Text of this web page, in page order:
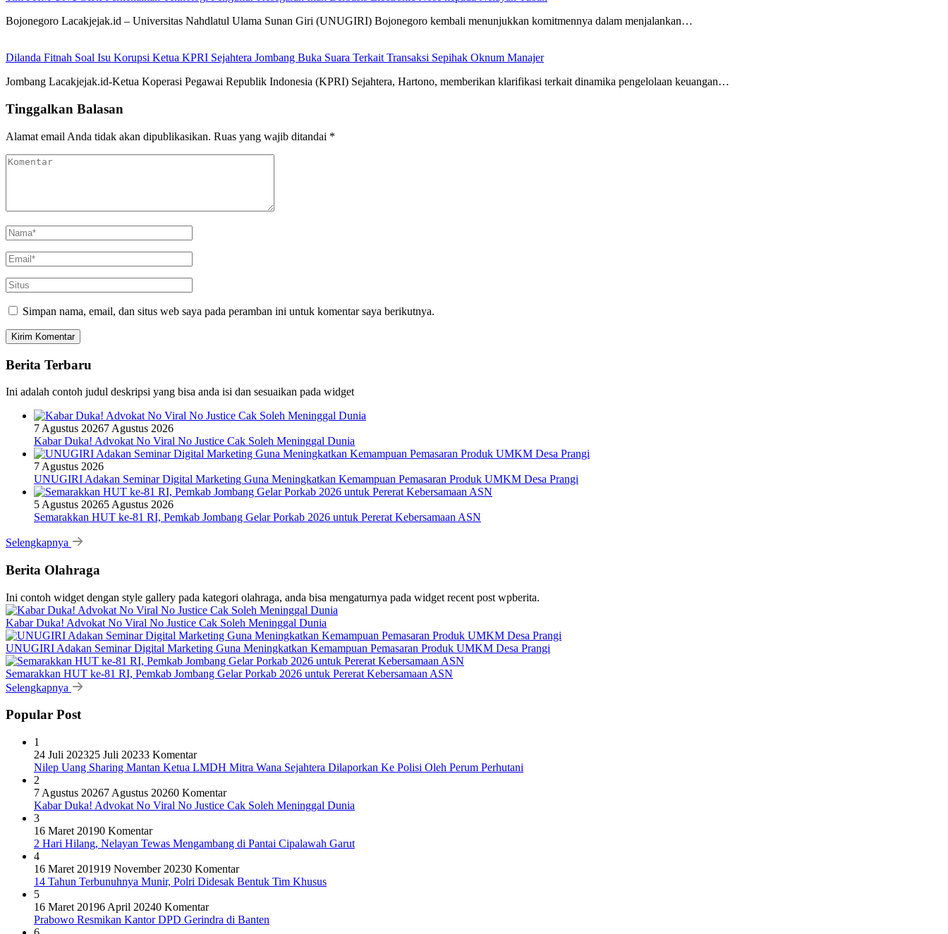
Bojonegoro Lacakjejak.id – Universitas Nahdlatul Ulama Sunan Giri (UNUGIRI) Bojonegoro kembali menunjukkan komitmennya dalam menjalankan…
Dilanda Fitnah Soal Isu Korupsi Ketua KPRI Sejahtera Jombang Buka Suara Terkait Transaksi Sepihak Oknum Manajer
Jombang Lacakjejak.id-Ketua Koperasi Pegawai Republik Indonesia (KPRI) Sejahtera, Hartono, memberikan klarifikasi terkait dinamika pengelolaan keuangan…
Tinggalkan Balasan
Alamat email Anda tidak akan dipublikasikan. Ruas yang wajib ditandai *
Simpan nama, email, dan situs web saya pada peramban ini untuk komentar saya berikutnya.
Berita Terbaru
Ini adalah contoh judul deskripsi yang bisa anda isi dan sesuaikan pada widget
7 Agustus 20267 Agustus 2026
Kabar Duka! Advokat No Viral No Justice Cak Soleh Meninggal Dunia
7 Agustus 2026
UNUGIRI Adakan Seminar Digital Marketing Guna Meningkatkan Kemampuan Pemasaran Produk UMKM Desa Prangi
5 Agustus 20265 Agustus 2026
Semarakkan HUT ke-81 RI, Pemkab Jombang Gelar Porkab 2026 untuk Pererat Kebersamaan ASN
Selengkapnya
Berita Olahraga
Ini contoh widget dengan style gallery pada kategori olahraga, anda bisa mengaturnya pada widget recent post wpberita.
Kabar Duka! Advokat No Viral No Justice Cak Soleh Meninggal Dunia
UNUGIRI Adakan Seminar Digital Marketing Guna Meningkatkan Kemampuan Pemasaran Produk UMKM Desa Prangi
Semarakkan HUT ke-81 RI, Pemkab Jombang Gelar Porkab 2026 untuk Pererat Kebersamaan ASN
Selengkapnya
Popular Post
1
24 Juli 202325 Juli 20233 Komentar
Nilep Uang Sharing Mantan Ketua LMDH Mitra Wana Sejahtera Dilaporkan Ke Polisi Oleh Perum Perhutani
2
7 Agustus 20267 Agustus 20260 Komentar
Kabar Duka! Advokat No Viral No Justice Cak Soleh Meninggal Dunia
3
16 Maret 20190 Komentar
2 Hari Hilang, Nelayan Tewas Mengambang di Pantai Cipalawah Garut
4
16 Maret 201919 November 20230 Komentar
14 Tahun Terbunuhnya Munir, Polri Didesak Bentuk Tim Khusus
5
16 Maret 20196 April 20240 Komentar
Prabowo Resmikan Kantor DPD Gerindra di Banten